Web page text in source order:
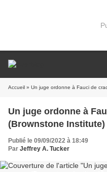
Accueil » Un juge ordonne à Fauci de
Un juge ordonne à
(Brownstone Institute)
Publié le 09/09/2022 à 18:49
Par Jeffrey A. Tucker